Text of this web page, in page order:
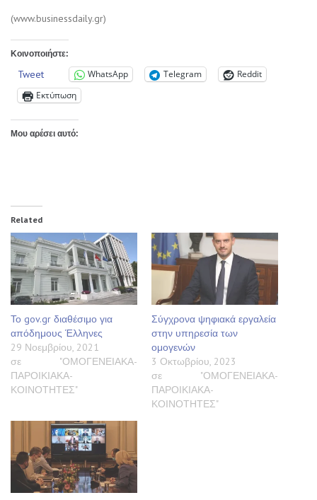
(www.businessdaily.gr)
Κοινοποιήστε:
Tweet WhatsApp Telegram
Reddit
Εκτύπωση
Μου αρέσει αυτό:
Related
Το gov.gr διαθέσιμο για
απόδημους Έλληνες
29 Νοεμβρίου, 2021
σε "ΟΜΟΓΕΝΕΙΑΚΑ-
ΠΑΡΟΙΚΙΑΚΑ-
ΚΟΙΝΟΤΗΤΕΣ"
Σύγχρονα ψηφιακά εργαλεία
στην υπηρεσία των
ομογενών
3 Οκτωβρίου, 2023
σε "ΟΜΟΓΕΝΕΙΑΚΑ-
ΠΑΡΟΙΚΙΑΚΑ-
ΚΟΙΝΟΤΗΤΕΣ"